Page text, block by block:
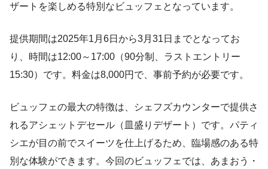
ザートを楽しめる特別なビュッフェとなっています。
提供期間は2025年1月6日から3月31日までとなってお
り、時間は12:00～17:00（90分制、ラストエントリー
15:30）です。料金は8,000円で、事前予約が必要です。
ビュッフェの最大の特徴は、シェフズカウンターで提供さ
れるアシェットデセール（皿盛りデザート）です。パティ
シエが目の前でスイーツを仕上げるため、臨場感のある特
別な体験ができます。今回のビュッフェでは、あまおう・